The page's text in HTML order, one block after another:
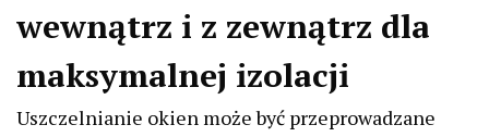
wewnątrz i z zewnątrz dla
maksymalnej izolacji
Uszczelnianie okien może być przeprowadzane